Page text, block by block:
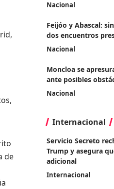
de
Nacional
Feijóo y Abascal:
dos encuentros
Nacional
Moncloa se
ante posibles
Nacional
Internacional
Servicio Secreto
Trump y asegura
adicional
Internacional